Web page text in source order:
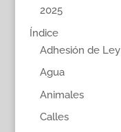
2025
Índice
Adhesión de Ley
Agua
Animales
Calles